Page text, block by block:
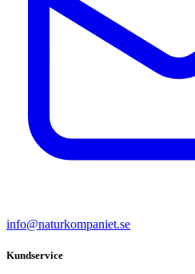
info@naturkompaniet.se
Kundservice